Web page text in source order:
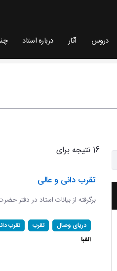
دروس آثار درباره استاد
16 نتیجه برای
تقرب دانی و عالی
برگرفته از بیانات استاد در دفتر
دریای وصال تقرب تقرب
الفبا